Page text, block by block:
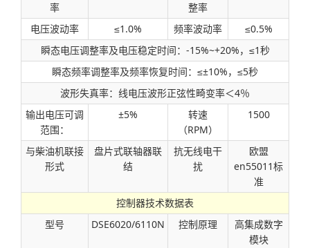
率
整率
电压波动率 ≤1.0% 频率波动率
≤0.5%
瞬态电压调整率及电压稳定时间：-15%~+20%，≤1秒
瞬态频率调整率及频率恢复时间：≤±10%，≤5秒
波形失真率：线电压波形正弦性畸变率＜4％
输出电压可调
范围：
±5%
转速
（RPM）
1500
与柴油机联接
形式
盘片式联轴器联
结
抗无线电干
扰
欧盟
en55011标
准
控制器技术数据表
型号
DSE6020/6110N 控制原理
高集成数字
模块